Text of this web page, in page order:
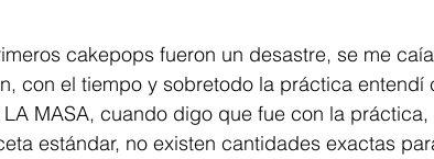
cakepops fueron un desastre, se me
con el tiempo y sobretodo la práctica entendí
MASA, cuando digo que fue con la
estándar, no existen cantidades exactas